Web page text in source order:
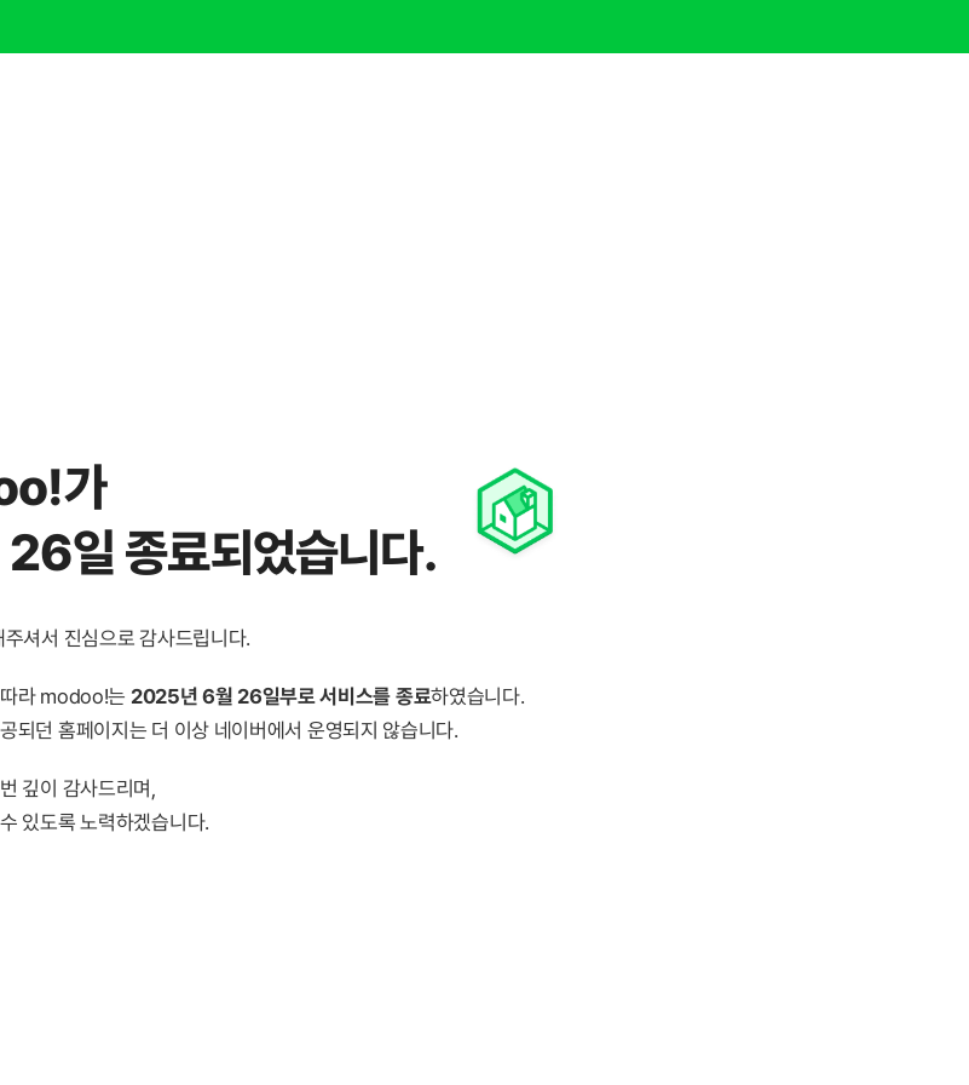
가
일 종료되었습니다.
셔서 진심으로 감사드립니다.
라 modoo!는 2025년 6월 26일부로 서비스를 종료하였습니다.
되던 홈페이지는 더 이상 네이버에서 운영되지 않습니다.
깊이 감사드리며,
있도록 노력하겠습니다.